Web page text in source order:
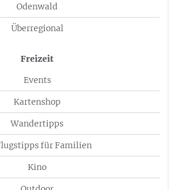
Odenwald
Überregional
Freizeit
Events
Kartenshop
Wandertipps
für Familien
Kino